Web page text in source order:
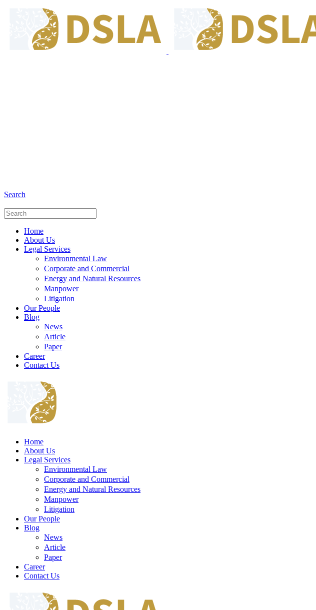
Search
Home
About Us
Legal Services
Environmental Law
Corporate and Commercial
Energy and Natural Resources
Manpower
Litigation
Our People
Blog
News
Article
Paper
Career
Contact Us
Home
About Us
Legal Services
Environmental Law
Corporate and Commercial
Energy and Natural Resources
Manpower
Litigation
Our People
Blog
News
Article
Paper
Career
Contact Us